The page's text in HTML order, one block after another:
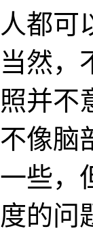
都可
然，
并不
像脑
些，
的问